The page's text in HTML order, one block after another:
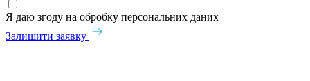
Я даю згоду на обробку персональних даних
Залишити заявку